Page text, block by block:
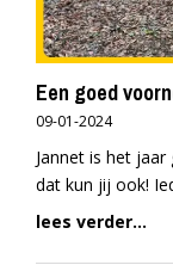
Een goed
09-01-2024
Jannet is het
dat kun jij ook!
lees verder...